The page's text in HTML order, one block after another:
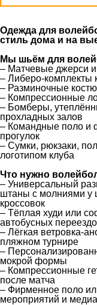
Одежда для
стиль дома и на
Мы шьём для
– Матчевые джерси
– Либеро-комплекты
– Разминочные
– Компрессионные
– Бомберы,
прохладных залов
– Командные поло и
прогулок
– Сумки, рюкзаки,
логотипом клуба
Что нужно
– Универсальный
штаны с молниями у
кроссовок
– Тёплая худи или
автобусных
– Лёгкая ветровка-
пляжном турнире
–
мокрой формы
– Компрессионные
после матча
– Фирменное поло
мероприятий и